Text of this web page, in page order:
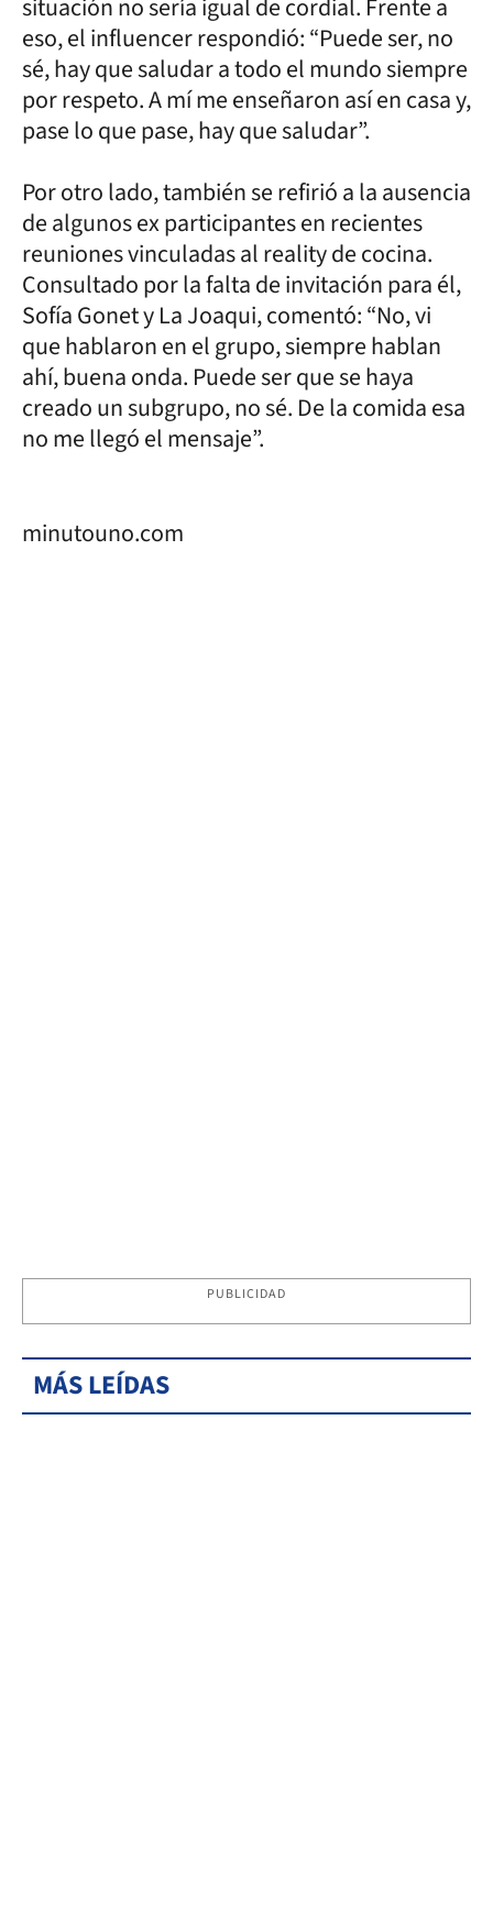
situación no sería igual de cordial. Frente a
eso, el influencer respondió: “Puede ser, no
sé, hay que saludar a todo el mundo siempre
por respeto. A mí me enseñaron así en casa y,
pase lo que pase, hay que saludar”.
Por otro lado, también se refirió a la ausencia
de algunos ex participantes en recientes
reuniones vinculadas al reality de cocina.
Consultado por la falta de invitación para él,
Sofía Gonet y La Joaqui, comentó: “No, vi
que hablaron en el grupo, siempre hablan
ahí, buena onda. Puede ser que se haya
creado un subgrupo, no sé. De la comida esa
no me llegó el mensaje”.
minutouno.com
PUBLICIDAD
MÁS LEÍDAS